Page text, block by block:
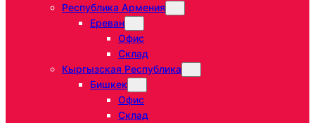
Республика Армения
Ереван
Офис
Склад
Кыргызская Республика
Бишкек
Офис
Склад